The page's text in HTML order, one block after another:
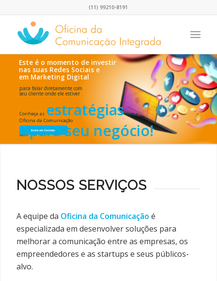
(11) 99210-8191
Este é o momento de investir
nas suas Redes Sociais e
em Marketing Digital
para falar diretamente com
seu cliente onde ele estiver
Conheça as estratégiasque a
Oficina da Comunicação
tempara seu negócio!
Entre em Contato
NOSSOS SERVIÇOS
A equipe da Oficina da Comunicação é
especializada em desenvolver soluções para
melhorar a comunicação entre as empresas, os
empreendedores e as startups e seus públicos-
alvo.